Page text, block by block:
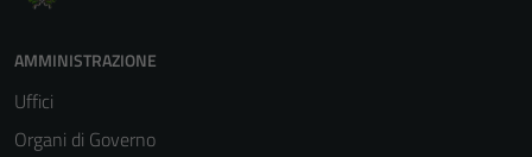
AMMINISTRAZIONE
Uffici
Organi di Governo